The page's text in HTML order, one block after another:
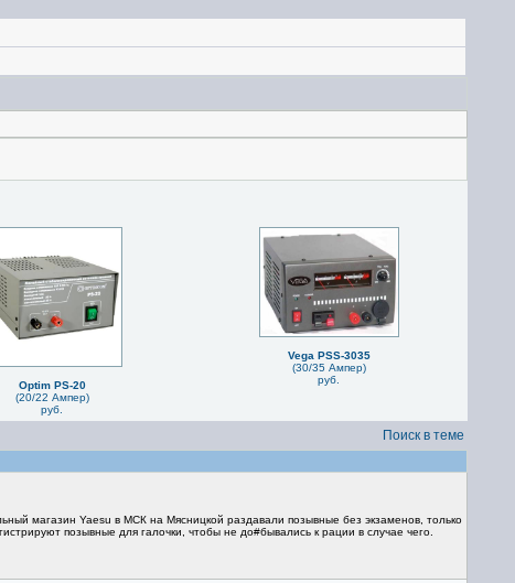
Optim PS-20
(20/22 Ампер)
руб.
Vega PSS-3035
(30/35 Ампер)
руб.
Поиск в теме
магазин Yaesu в МСК на Мясницкой раздавали позывные без экзаменов, только
позывные для галочки, чтобы не до#бывались к рации в случае чего.